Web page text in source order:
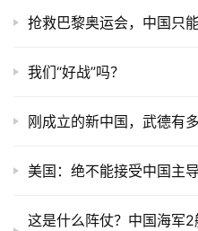
抢救巴黎奥运会，中国只
我们“好战”吗？
刚成立的新中国，武德有多
美国：绝不能接受中国主导
这是什么阵仗？中国海军